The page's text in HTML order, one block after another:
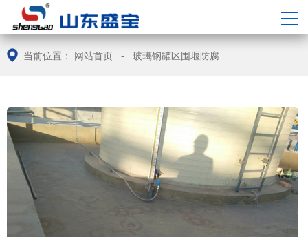
当前位置： 网站首页 - 玻璃钢罐区围堰防腐